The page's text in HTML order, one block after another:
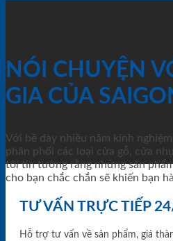
NÓI CHUYỆN
GIA CỦA
Với bề dày nhiều năm kinh
phân phối các loại cửa gỗ, cửa
tôi tin tưởng rằng những sản
cho bạn chắc chắn sẽ khiến bạn
TƯ VẤN TRỰC TIẾP
Hỗ trợ tư vấn về sản phẩm, giá